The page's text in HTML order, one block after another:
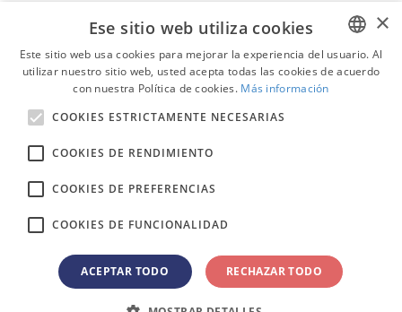
/ מְדִינַת יִשְׂרָאֵל
Argelia, Marruecos y Túnez
/ الجزائر والمغرب وتونس
Oriente Medio/ Middle East
Anúnciese con nosotros
Términos y condiciones
Política de privacidad
© 2026 - Derechos reservados - Dental Tribune International
advertisement
ENGLISH
CROATIAN
SPANISH
×
Ese sitio web utiliza cookies
Este sitio web usa cookies para mejorar la experiencia del usuario. Al
utilizar nuestro sitio web, usted acepta todas las cookies de acuerdo
con nuestra Política de cookies. Más información
COOKIES ESTRICTAMENTE NECESARIAS
COOKIES DE RENDIMIENTO
COOKIES DE PREFERENCIAS
COOKIES DE FUNCIONALIDAD
ACEPTAR TODO RECHAZAR TODO